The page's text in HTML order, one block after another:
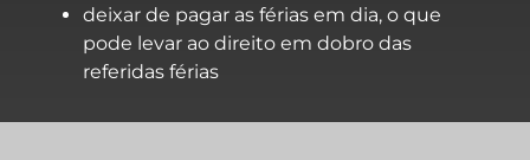
deixar de pagar as férias em dia, o que
pode levar ao direito em dobro das
referidas férias